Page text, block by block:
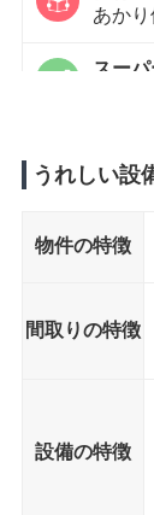
あか
スー
いな
セブン
ドラ
ウェル
川越
南台
徒歩15分以
うれしい設
物件の特徴
間取りの特徴
設備の特徴